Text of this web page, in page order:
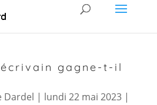
gagne-t-il
Dardel | lundi 22 mai 2023|